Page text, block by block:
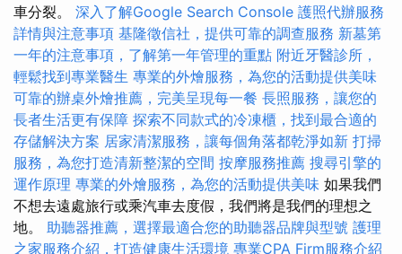
車分裂。 深入了解Google Search Console 護照代辦服務
詳情與注意事項 基隆徵信社，提供可靠的調查服務 新墓第
一年的注意事項，了解第一年管理的重點 附近牙醫診所，
輕鬆找到專業醫生 專業的外燴服務，為您的活動提供美味
可靠的辦桌外燴推薦，完美呈現每一餐 長照服務，讓您的
長者生活更有保障 探索不同款式的冷凍櫃，找到最合適的
存儲解決方案 居家清潔服務，讓每個角落都乾淨如新 打掃
服務，為您打造清新整潔的空間 按摩服務推薦 搜尋引擎的
運作原理 專業的外燴服務，為您的活動提供美味 如果我們
不想去遠處旅行或乘汽車去度假，我們將是我們的理想之
地。 助聽器推薦，選擇最適合您的助聽器品牌與型號 護理
之家服務介紹，打造健康生活環境 專業CPA Firm服務介紹